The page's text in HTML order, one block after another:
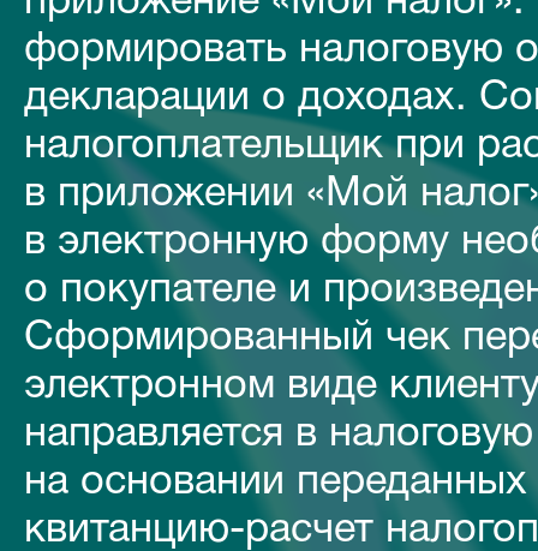
формировать налоговую
декларации о доходах.
налогоплательщик при
в приложении «Мой
в электронную форму
о покупателе и
Сформированный чек
электронном виде
направляется в
на основании
квитанцию-расчет